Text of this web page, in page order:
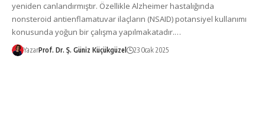
yeniden canlandırmıştır. Özellikle Alzheimer hastalığında
nonsteroid antienflamatuvar ilaçların (NSAID) potansiyel kullanımı
konusunda yoğun bir çalışma yapılmakatadır.…
YazarProf. Dr. Ş. Güniz Küçükgüzel 23 Ocak 2025